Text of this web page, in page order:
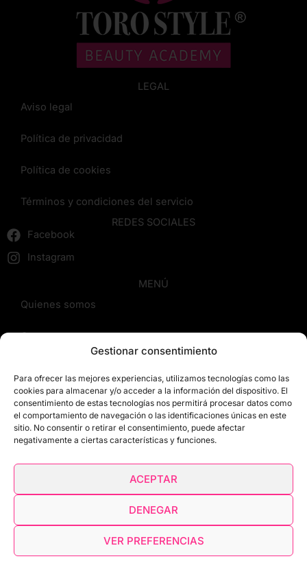
Gestionar consentimiento
Para ofrecer las mejores experiencias, utilizamos tecnologías como las
cookies para almacenar y/o acceder a la información del dispositivo. El
consentimiento de estas tecnologías nos permitirá procesar datos como
el comportamiento de navegación o las identificaciones únicas en este
sitio. No consentir o retirar el consentimiento, puede afectar
negativamente a ciertas características y funciones.
ACEPTAR
DENEGAR
VER PREFERENCIAS
LEGAL
Aviso legal
Política de privacidad
Política de cookies
Términos y condiciones del servicio
REDES SOCIALES
Facebook
Instagram
MENÚ
Quienes somos
Cursos
Contacto
Reseñas
Mis cursos
Carrito
© 2026 Toro Style Academy. Todos los derechos